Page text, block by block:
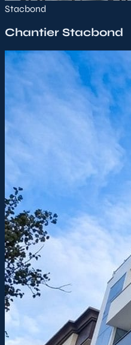
Stacbond
Chantier Stacbond